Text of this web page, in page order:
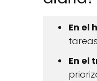
En el
En el